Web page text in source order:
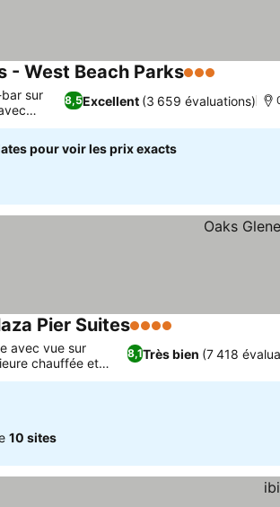
- West Beach Parks3 Étoiles
8,5Excellent (3 659 évaluations)
sur
pour voir les prix exacts
Pier Suites4 Étoiles
8,1Très bien (7 418
avec vue sur
chauffée et
10 sites